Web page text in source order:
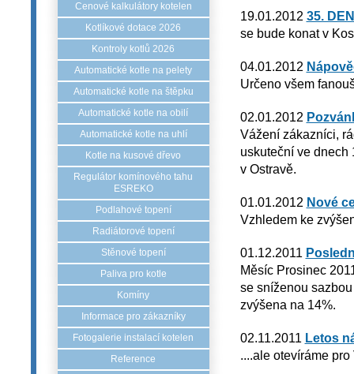
Cenové kalkulátory kotelen
Kotlíkové dotace 2026
Kontroly kotlů 2026
Automatické kotle na pelety
Automatické kotle na štěpku
Automatické kotle na obilí
Automatické kotle na uhlí
Kotle na kusové dřevo
Regulátor komínového tahu
ESREKO
Podlahové topení
Radiátorové topení
Stěnové topení
Paliva pro kotle
Komíny
Informace pro zákazníky
Fotogalerie instalací kotelen
Reference
19.01.2012 35.
se bude konat v
04.01.2012
Určeno všem
02.01.2012
Vážení zákazníci,
uskuteční ve dnech
v Ostravě.
01.01.2012 Nové
Vzhledem ke
01.12.2011
Měsíc Prosinec
se sníženou
zvýšena na 14%.
02.11.2011 Letos
....ale otevíráme